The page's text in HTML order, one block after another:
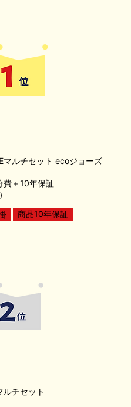
マルチセット ecoジョーズ
費＋10年保証
商品10年保証
チセット